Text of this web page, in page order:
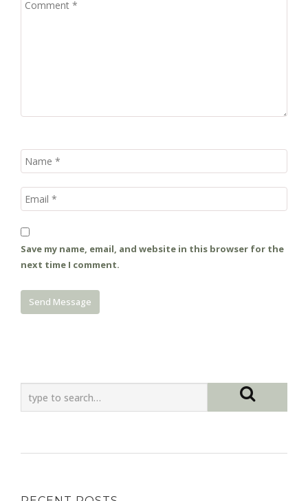
Save my name, email, and website in this browser for the
next time I comment.